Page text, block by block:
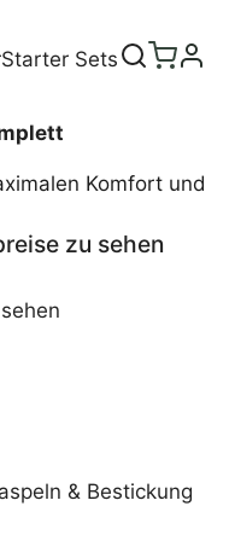
Starter Sets
Komfort und
zu sehen
& Bestickung